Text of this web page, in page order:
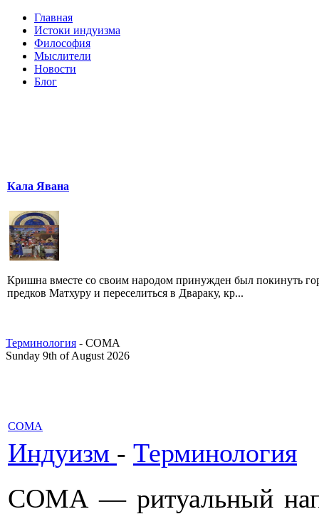
Главная
Истоки индуизма
Философия
Мыслители
Новости
Блог
Кала Явана
Кришна вместе со своим народом принужден был покинуть
предков Матхуру и переселиться в Двараку, кр...
Терминология - СОМА
Sunday 9th of August 2026
СОМА
Индуизм - Терминология
СОМА — ритуальный